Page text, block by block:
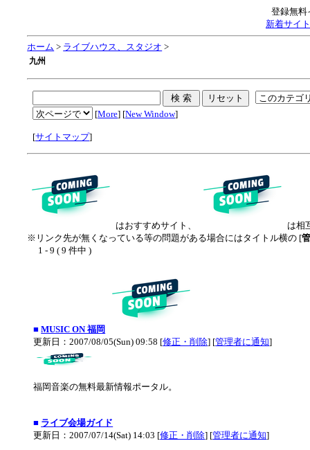
登録無料
新着サイト
ホーム > ライブハウス、スタジオ >
九州
[More] [New Window]
[サイトマップ]
はおすすめサイト、
は相
※リンク先が無くなっている等の問題がある場合にはタイトル横の [
1 - 9 ( 9 件中 )
■ MUSIC ON 福岡
更新日：2007/08/05(Sun) 09:58 [修正・削除] [管理者に通知]
福岡音楽の無料最新情報ポータル。
■ ライブ会場ガイド
更新日：2007/07/14(Sat) 14:03 [修正・削除] [管理者に通知]